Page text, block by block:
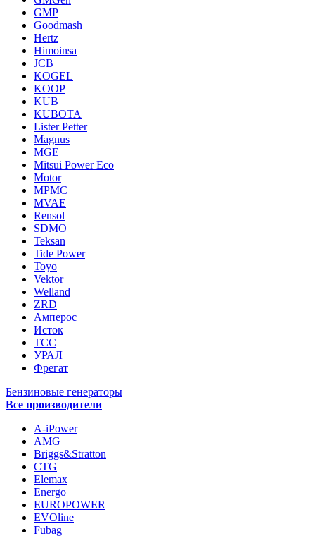
GMP
Goodmash
Hertz
Himoinsa
JCB
KOGEL
KOOP
KUB
KUBOTA
Lister Petter
Magnus
MGE
Mitsui Power Eco
Motor
MPMC
MVAE
Rensol
SDMO
Teksan
Tide Power
Toyo
Vektor
Welland
ZRD
Амперос
Исток
ТСС
УРАЛ
Фрегат
Бензиновые генераторы
Все производители
A-iPower
AMG
Briggs&Stratton
CTG
Elemax
Energo
EUROPOWER
EVOline
Fubag